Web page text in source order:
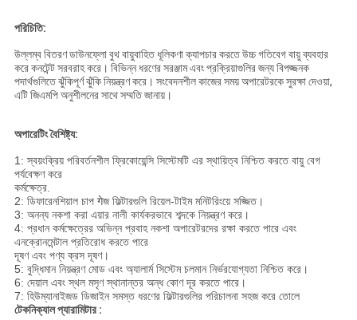
পরিচিতি:
উল্লম্ব বিতরণ ডাউনফ্লো বুথ বায়ুবাহিত ধূলিকণা ক্যাপচার করতে উচ্চ গতিবেগ বায়ু ব্যবহার
করে কনটেন্ট সরবরাহ করে। বিভিন্ন ধরণের সরঞ্জাম এবং প্রক্রিয়াগুলির জন্য বিপজ্জনক
পদার্থগুলিতে ঝুঁকিপূর্ণ ঝুঁকি নিয়ন্ত্রণ করে। সংবেদনশীল কাজের সময় অপারেটরকে সুরক্ষা দেওয়া,
এটি জিএমপি অনুশীলনের সাথে সম্মতি জানায়।
অপারেটিং বৈশিষ্ট্য:
1: স্বয়ংক্রিয় পরিবর্তনশীল ফ্রিকোয়েন্সি সিস্টেমটি এর স্থায়িত্ব নিশ্চিত করতে বায়ু বেগ
পর্যবেক্ষণ করে
কর্মক্ষেত্র.
2: ডিফারেনশিয়াল চাপ गेজ ফিল্টারগুলি রিয়েল-টাইম মনিটরিংয়ে সজ্জিত।
3: অনন্য নকশা করা এয়ার নালী কার্যকরভাবে শব্দকে নিয়ন্ত্রণ করে।
4: প্রধান কর্মক্ষেত্রের অভিন্ন প্রবাহ নকশা অপারেটরদের রক্ষা করতে পারে এবং
এনক্রোনমেন্টাল প্রতিরোধ করতে পারে
দূষণ এবং পণ্য ক্রস দূষণ।
5: বুদ্ধিমান নিয়ন্ত্রণ মোড এবং অ্যালার্ম সিস্টেম চলমান নির্ভরযোগ্যতা নিশ্চিত করে।
6: দেয়াল এবং স্থল মসৃণ স্থানান্তর অন্ধ কোণ দূর করতে পারে।
7: হিউম্যানাইজড ডিজাইন সমস্ত ধরণের ফিল্টারগুলির পরিচালনা সহজ করে তোলে
টেকনিক্যাল প্যারামিটার :